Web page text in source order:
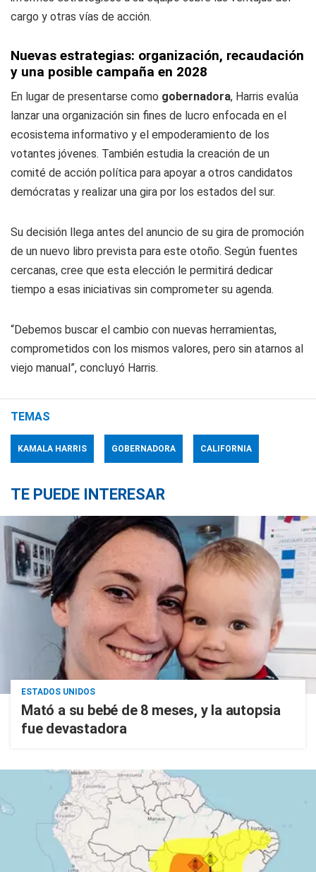
cargo y otras vías de acción.
Nuevas estrategias: organización, recaudación
y una posible campaña en 2028
En lugar de presentarse como gobernadora, Harris evalúa
lanzar una organización sin fines de lucro enfocada en el
ecosistema informativo y el empoderamiento de los
votantes jóvenes. También estudia la creación de un
comité de acción política para apoyar a otros candidatos
demócratas y realizar una gira por los estados del sur.
Su decisión llega antes del anuncio de su gira de promoción
de un nuevo libro prevista para este otoño. Según fuentes
cercanas, cree que esta elección le permitirá dedicar
tiempo a esas iniciativas sin comprometer su agenda.
“Debemos buscar el cambio con nuevas herramientas,
comprometidos con los mismos valores, pero sin atarnos al
viejo manual”, concluyó Harris.
TEMAS
KAMALA HARRIS GOBERNADORA CALIFORNIA
TE PUEDE INTERESAR
ESTADOS UNIDOS
Mató a su bebé de 8 meses, y la autopsia
fue devastadora